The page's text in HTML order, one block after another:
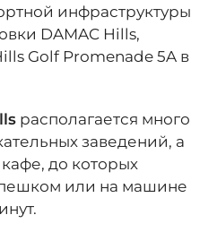
быстрого
можно выгодно
не дожидаясь
А также
и получить быстрый
разобраться во
и помогут в
в Дубае!
инфраструктуры
DAMAC Hills,
Golf Promenade 5A в
располагается много
заведений, а
до которых
или на машине